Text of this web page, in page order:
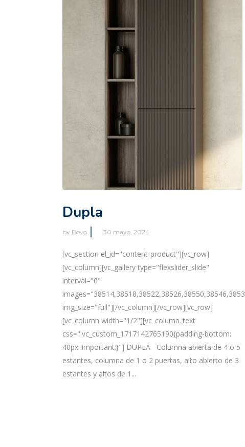
Dupla
by Royo 30 mayo, 2024
[vc_section el_id="content-product"][vc_row]
[vc_column][vc_gallery type="flexslider_slide"
interval="0"
img_size="full"][/vc_column][/vc_row][vc_row]
[vc_column width="1/2"][vc_column_text
css=".vc_custom_1717142765190{padding-bottom:
40px !important;}"] DUPLA Columna abierta de 4 o 5
estantes, columna de 1 o 2 puertas, alto abierto de 3
estantes y altos de 1...